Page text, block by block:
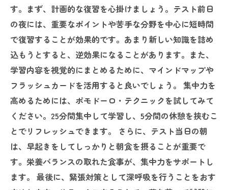
す。まず、計画的な復習を心掛けましょう。テスト前日
の夜には、重要なポイントや苦手な分野を中心に短時間
で復習することが効果的です。あまり新しい知識を詰め
込もうとすると、逆効果になることがあります。また、
学習内容を視覚的にまとめるために、マインドマップや
フラッシュカードを活用すると良いでしょう。 集中力を
高めるためには、ポモドーロ・テクニックを試してみて
ください。25分間集中して学習し、5分間の休憩を挟むこ
とでリフレッシュできます。 さらに、テスト当日の朝
は、早起きをしてしっかりと朝食を摂ることが重要で
す。栄養バランスの取れた食事が、集中力をサポートし
ます。 最後に、緊張対策として深呼吸を行うことをおす